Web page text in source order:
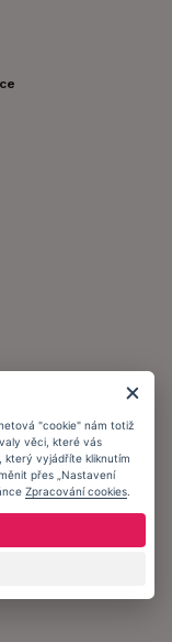
"cookie" nám totiž
věci, které vás
který vyjádříte kliknutím
přes „Nastavení
Zpracování cookies